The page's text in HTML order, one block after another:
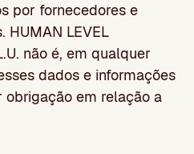
por fornecedores e
HUMAN LEVEL
não é, em qualquer
dados e informações
obrigação em relação a